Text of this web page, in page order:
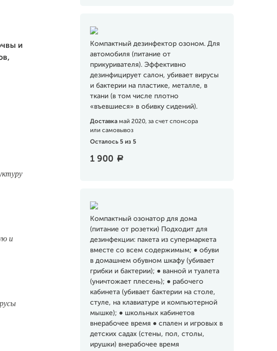
Компактный дезинфектор озоном. Для
автомобиля (питание от
прикуривателя). Эффективно
дезинфицирует салон, убивает вирусы
и бактерии на пластике, металле, в
ткани (в том числе плотно
«въевшиеся» в обивку сидений).
Доставка май 2020, за счет спонсора
или самовывоз
Осталось 5 из 5
1 900 a
Компактный озонатор для дома
(питание от розетки) Подходит для
дезинфекции: пакета из супермаркета
вместе со всем содержимым; ● обуви
в домашнем обувном шкафу (убивает
грибки и бактерии); ● ванной и туалета
(уничтожает плесень); ● рабочего
кабинета (убивает бактерии на столе,
стуле, на клавиатуре и компьютерной
мышке); ● школьных кабинетов
внерабочее время ● спален и игровых в
детских садах (стены, пол, столы,
ирушки) внерабочее время
и
и